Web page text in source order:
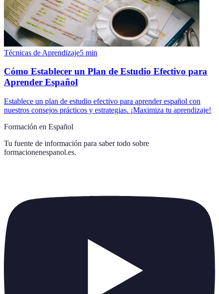
Técnicas de Aprendizaje5 min
Cómo Establecer un Plan de Estudio Efectivo para
Aprender Español
Establece un plan de estudio efectivo para aprender español con
nuestros consejos prácticos y estrategias. ¡Maximiza tu aprendizaje!
Formación en Español
Tu fuente de información para saber todo sobre
formacionenespanol.es.